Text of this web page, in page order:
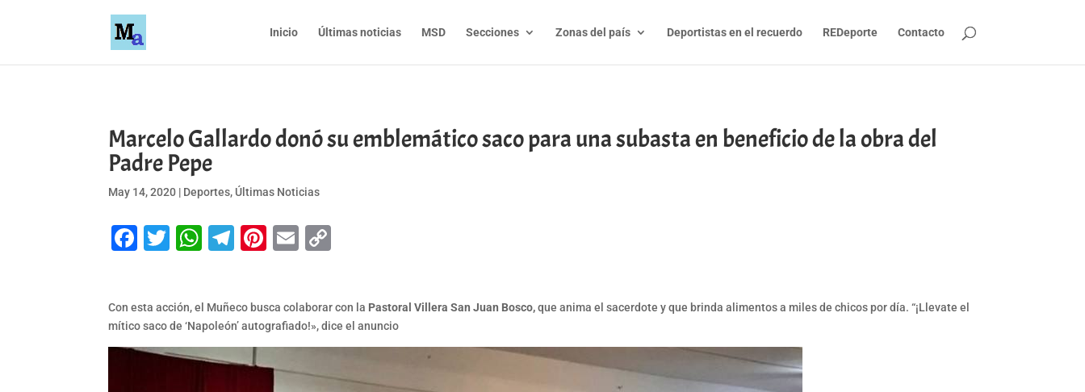
Inicio Últimas noticias MSD Secciones Zonas del país Deportistas en el recuerdo REDeporte Contacto
Marcelo Gallardo donó su emblemático saco para una subasta en beneficio de la obra del
Padre Pepe
May 14, 2020 | Deportes, Últimas Noticias
Facebook
Twitter
WhatsApp
Telegram
Pinterest
Email
Con esta acción, el Muñeco busca colaborar con la Pastoral Villera San Juan Bosco,que anima el sacerdote y que brinda alimentos a miles de chicos por día. “¡Llevate el
mítico saco de ‘Napoleón’ autografiado!», dice el anuncio